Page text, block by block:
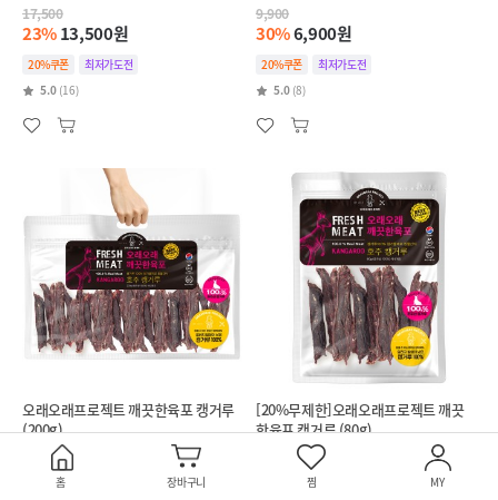
17,500
23%13,500원
20%쿠폰
최저가도전
5.0 (16)
9,900
30%6,900원
20%쿠폰
최저가도전
5.0 (8)
오래오래프로젝트 깨끗한육포 캥거루
(200g)
42,900
23%32,900원
[20%무제한]오래오래프로젝트 깨끗
한육포 캥거루 (80g)
13,500원
홈 장바구니 찜 MY